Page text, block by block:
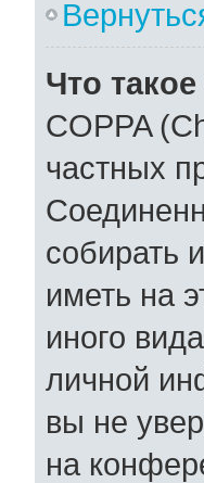
Что
COPPA
частных
собирать
иметь на
иного
личной
вы не
на